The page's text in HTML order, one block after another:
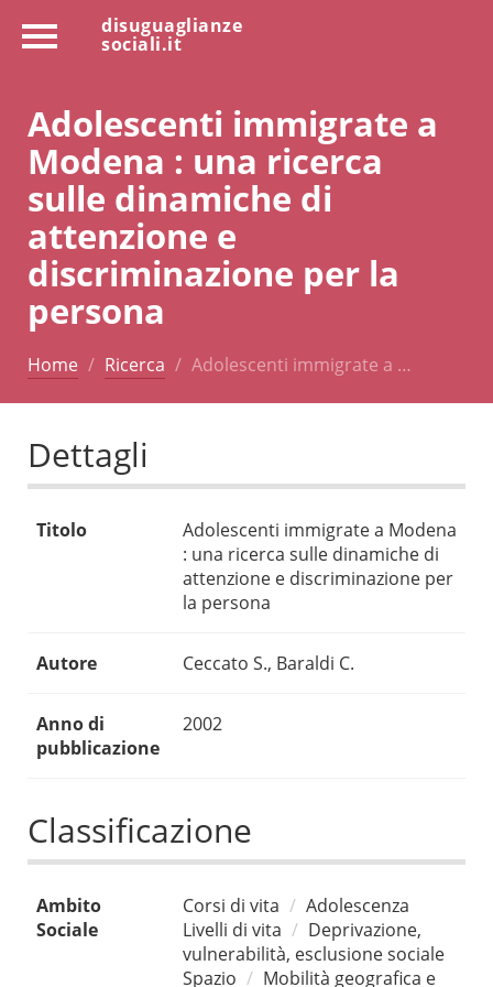
disuguaglianze
sociali.it
Adolescenti immigrate a
Modena : una ricerca
sulle dinamiche di
attenzione e
discriminazione per la
persona
Home Ricerca Adolescenti immigrate a …
Dettagli
Titolo
Adolescenti immigrate a Modena
: una ricerca sulle dinamiche di
attenzione e discriminazione per
la persona
Autore Ceccato S., Baraldi C.
Anno di
pubblicazione
2002
Classificazione
Ambito
Sociale
Corsi di vita
Adolescenza
Livelli di vita
Deprivazione,
vulnerabilità, esclusione sociale
Spazio
Mobilità geografica e